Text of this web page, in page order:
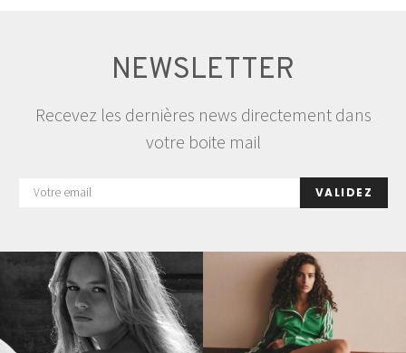
NEWSLETTER
Recevez les dernières news directement dans
votre boite mail
VALIDEZ